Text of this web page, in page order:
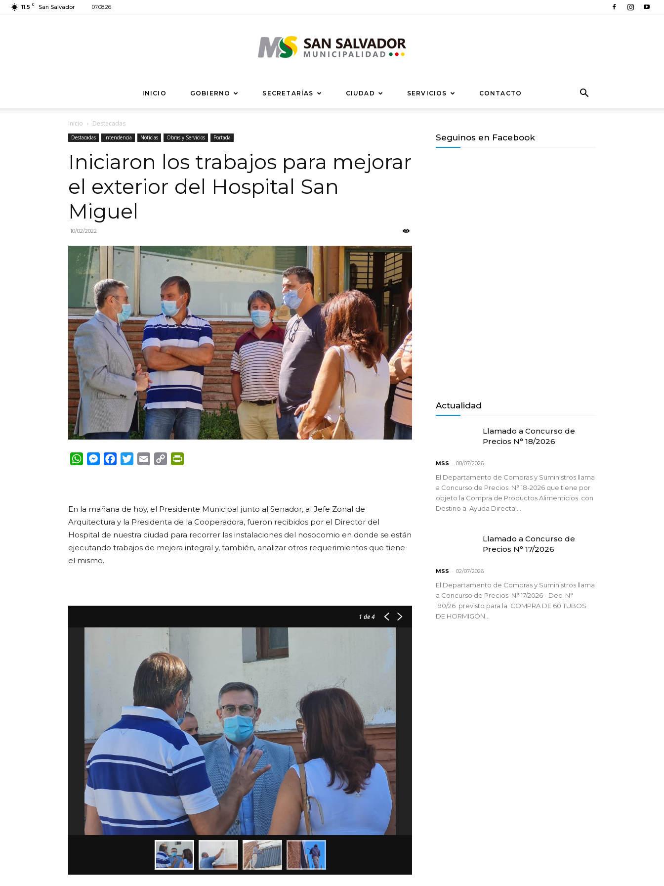
11.5 C San Salvador 07.08.26
Municipalidad
Salvador
INICIO GOBIERNO SECRETARÍAS CIUDAD SERVICIOS CONTACTO
Inicio Destacadas
Destacadas Intendencia Noticias Obras y Servicios Portada
Iniciaron los trabajos para mejorar
el exterior del Hospital San
Miguel
10/02/2022
WhatsApp
Messenger
FacebookTwitterEmail Copy
En la mañana de hoy, el Presidente Municipal junto al Senador, al Jefe Zonal de
Arquitectura y la Presidenta de la Cooperadora, fueron recibidos por el Director del
Hospital de nuestra ciudad para recorrer las instalaciones del nosocomio en donde se están
ejecutando trabajos de mejora integral y, también, analizar otros requerimientos que tiene
el mismo.
1 de 4
Seguinos en Facebook
Actualidad
Llamado a Concurso de
Precios N° 18/2026
MSS - 08/07/2026
El Departamento de Compras y Suministros llama
a Concurso de Precios N° 18-2026 que tiene por
objeto la Compra de Productos Alimenticios con
Destino a Ayuda Directa;...
Llamado a Concurso de
Precios N° 17/2026
MSS - 02/07/2026
El Departamento de Compras y Suministros llama
a Concurso de Precios N° 17/2026 - Dec. N°
190/26 previsto para la COMPRA DE 60 TUBOS
DE HORMIGÓN...